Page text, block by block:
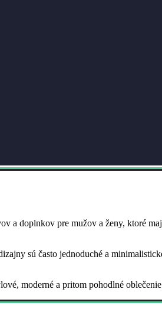
a doplnkov pre mužov a ženy, ktoré
sú často jednoduché a
moderné a pritom pohodlné